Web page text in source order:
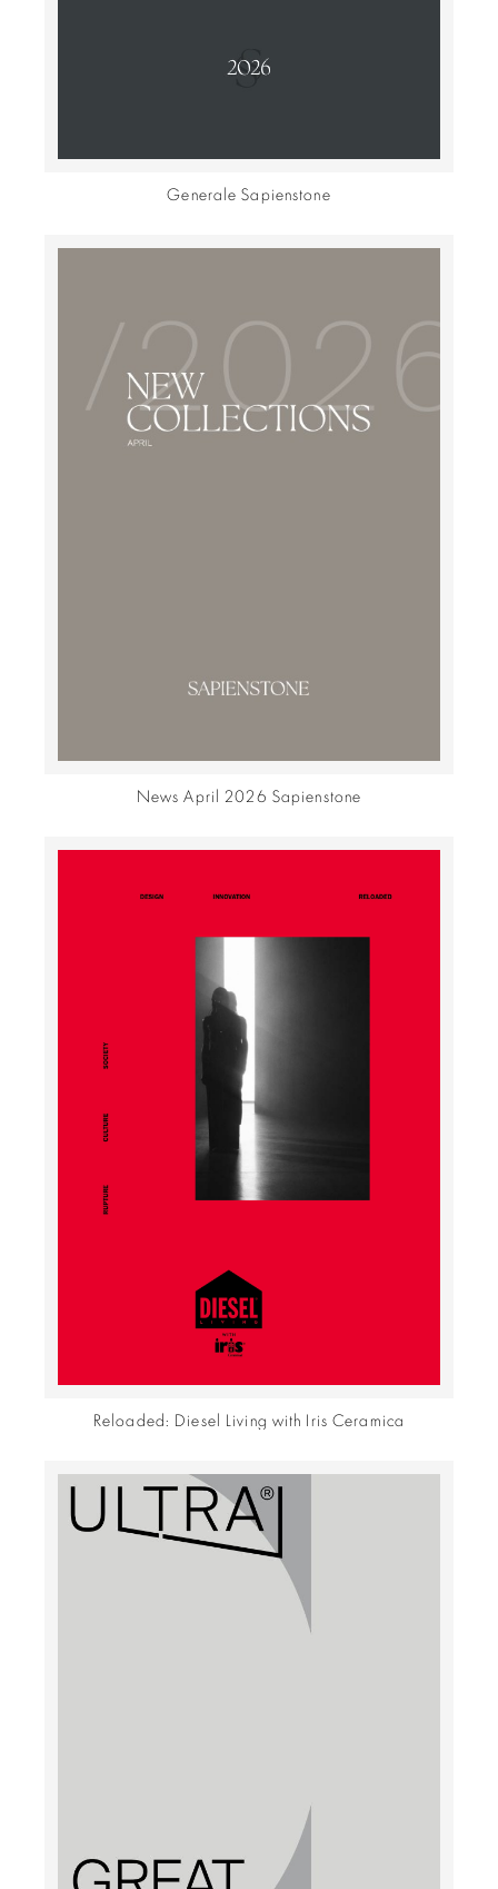
Generale Sapienstone
News April 2026 Sapienstone
Reloaded: Diesel Living with Iris Ceramica